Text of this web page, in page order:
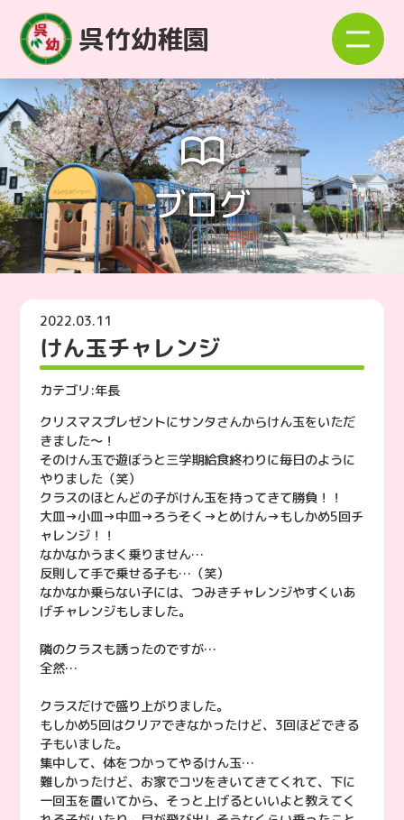
呉竹幼稚園
ブログ
2022.03.11
けん玉チャレンジ
カテゴリ:年長
クリスマスプレゼントにサンタさんからけん玉をいただ
きました〜！
そのけん玉で遊ぼうと三学期給食終わりに毎日のように
やりました（笑）
クラスのほとんどの子がけん玉を持ってきて勝負！！
大皿→小皿→中皿→ろうそく→とめけん→もしかめ5回チ
ャレンジ！！
なかなかうまく乗りません…
反則して手で乗せる子も…（笑）
なかなか乗らない子には、つみきチャレンジやすくいあ
げチャレンジもしました。
隣のクラスも誘ったのですが…
全然…
クラスだけで盛り上がりました。
もしかめ5回はクリアできなかったけど、3回ほどできる
子もいました。
集中して、体をつかってやるけん玉…
難しかったけど、お家でコツをきいてきてくれて、下に
一回玉を置いてから、そっと上げるといいよと教えてく